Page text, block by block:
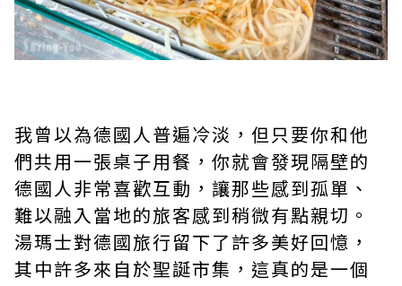
我曾以為德國人普遍冷淡，但只要你和他
們共用一張桌子用餐，你就會發現隔壁的
德國人非常喜歡互動，讓那些感到孤單、
難以融入當地的旅客感到稍微有點親切。
湯瑪士對德國旅行留下了許多美好回憶，
其中許多來自於聖誕市集，這真的是一個